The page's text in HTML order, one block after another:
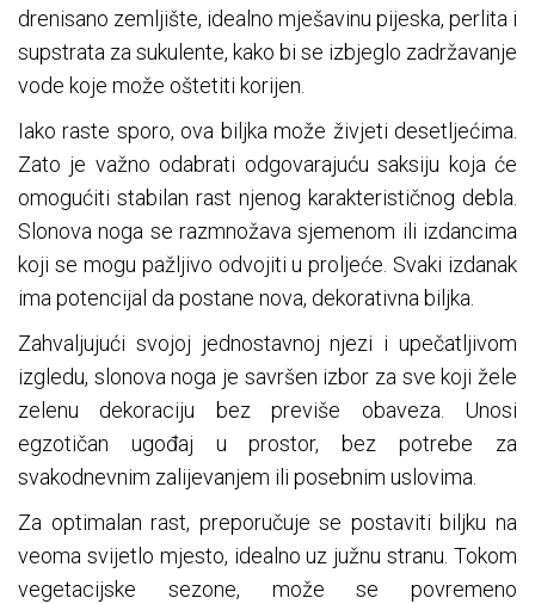
drenisano zemljište, idealno mješavinu pijeska, perlita i
supstrata za sukulente, kako bi se izbjeglo zadržavanje
vode koje može oštetiti korijen.
Iako raste sporo, ova biljka može živjeti desetljećima.
Zato je važno odabrati odgovarajuću saksiju koja će
omogućiti stabilan rast njenog karakterističnog debla.
Slonova noga se razmnožava sjemenom ili izdancima
koji se mogu pažljivo odvojiti u proljeće. Svaki izdanak
ima potencijal da postane nova, dekorativna biljka.
Zahvaljujući svojoj jednostavnoj njezi i upečatljivom
izgledu, slonova noga je savršen izbor za sve koji žele
zelenu dekoraciju bez previše obaveza. Unosi
egzotičan ugođaj u prostor, bez potrebe za
svakodnevnim zalijevanjem ili posebnim uslovima.
Za optimalan rast, preporučuje se postaviti biljku na
veoma svijetlo mjesto, idealno uz južnu stranu. Tokom
vegetacijske sezone, može se povremeno